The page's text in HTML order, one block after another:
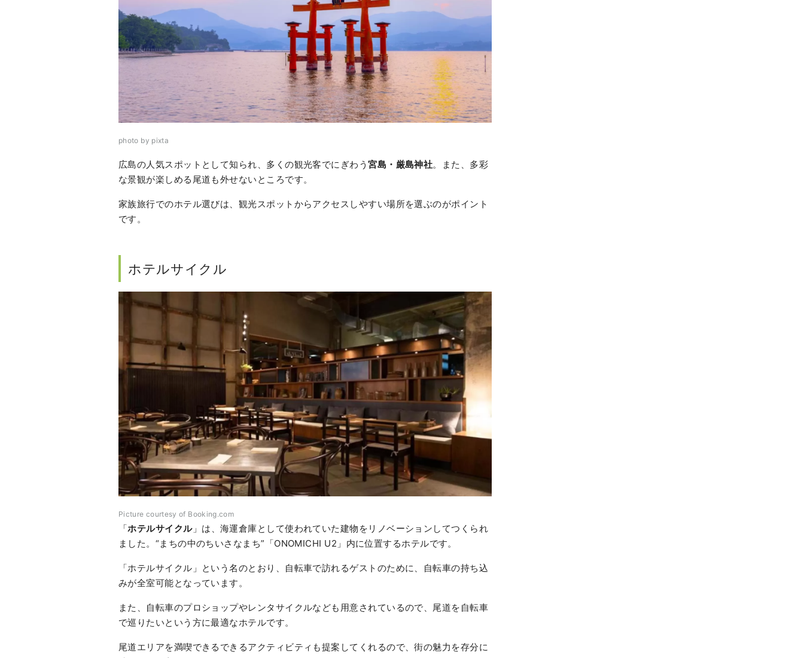
photo by pixta
広島の人気スポットとして知られ、多くの観光客でにぎわう宮島・厳島神社。また、多彩
な景観が楽しめる尾道も外せないところです。
家族旅行でのホテル選びは、観光スポットからアクセスしやすい場所を選ぶのがポイント
です。
ホテルサイクル
Picture courtesy of Booking.com
「ホテルサイクル」は、海運倉庫として使われていた建物をリノベーションしてつくられ
ました。“まちの中のちいさなまち”「ONOMICHI U2」内に位置するホテルです。
「ホテルサイクル」という名のとおり、自転車で訪れるゲストのために、自転車の持ち込
みが全室可能となっています。
また、自転車のプロショップやレンタサイクルなども用意されているので、尾道を自転車
で巡りたいという方に最適なホテルです。
尾道エリアを満喫できるできるアクティビティも提案してくれるので、街の魅力を存分に